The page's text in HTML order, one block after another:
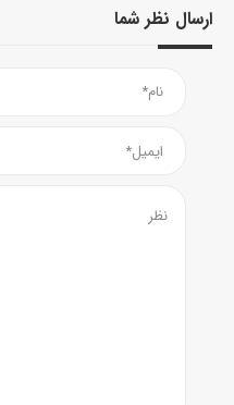
ارسال نظر شما